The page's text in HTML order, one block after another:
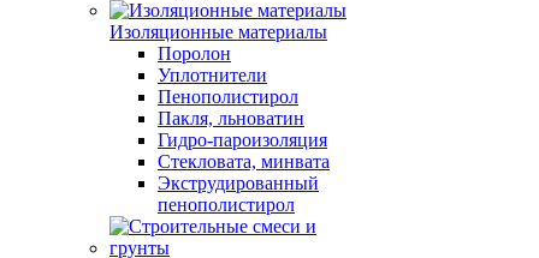
Изоляционные материалы
Поролон
Уплотнители
Пенополистирол
Пакля, льноватин
Гидро-пароизоляция
Стекловата, минвата
Экструдированный
пенополистирол